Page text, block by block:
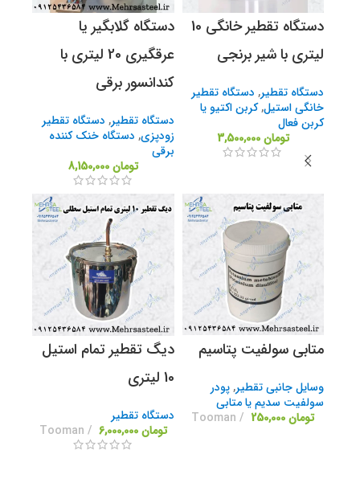
دستگاه تقطیر خانگی 10
لیتری با شیر برنجی
دستگاه تقطیر, دستگاه تقطیر
خانگی استیل,کربن اکتیو یا
کربن فعال
تومان3,500,000
دستگاه گلابگیر یا
عرقگیری 20 لیتری با
کندانسور برقی
دستگاه تقطیر, دستگاه تقطیر
زودپزی, دستگاه خنک کننده
برقی
تومان8,150,000
متابی سولفیت پتاسیم
وسایل جانبی تقطیر,پودر
سولفیت سدیم یا متابی
تومان250,000
Tooman
دیگ تقطیر تمام استیل
10 لیتری
دستگاه تقطیر
تومان6,000,000
Tooman